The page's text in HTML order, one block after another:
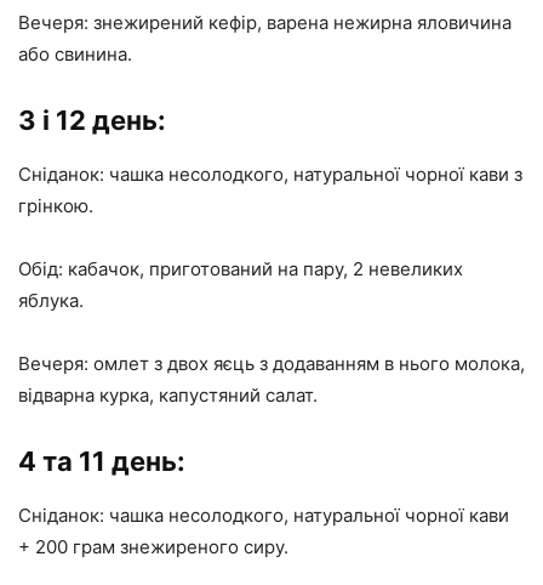
Вечеря: знежирений кефір, варена нежирна яловичина
або свинина.
3 і 12 день:
Сніданок: чашка несолодкого, натуральної чорної кави з
грінкою.
Обід: кабачок, приготований на пару, 2 невеликих
яблука.
Вечеря: омлет з двох яєць з додаванням в нього молока,
відварна курка, капустяний салат.
4 та 11 день:
Сніданок: чашка несолодкого, натуральної чорної кави
+ 200 грам знежиреного сиру.